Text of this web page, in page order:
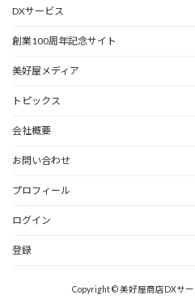
DXサービス
創業100周年記念サイト
美好屋メディア
トピックス
会社概要
お問い合わせ
プロフィール
ログイン
登録
Copyright © 美好屋商店DXサー